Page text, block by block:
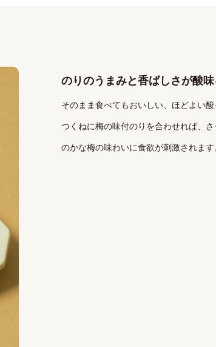
のりのうまみと香ばしさが酸
そのまま食べてもおいしい、ほどよい
つくねに梅の味付のりを合わせれば、
のかな梅の味わいに食欲が刺激されます